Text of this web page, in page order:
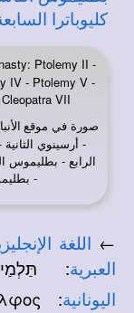
Ptolemy II -
IV - Ptolemy V -
VII
صورة في موقع
- أرسينوي
الرابع -
-
← اللغة
العبرية:
اليونانية: Πτολεμαῖος Φιλάδελφος -